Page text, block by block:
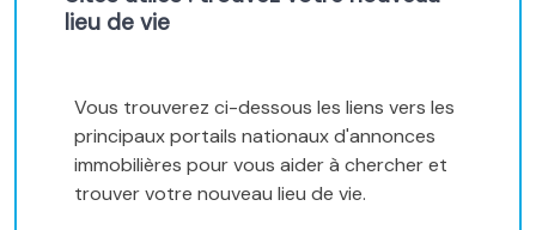
lieu de vie
Vous trouverez ci-dessous les liens vers les
principaux portails nationaux d'annonces
immobilières pour vous aider à chercher et
trouver votre nouveau lieu de vie.